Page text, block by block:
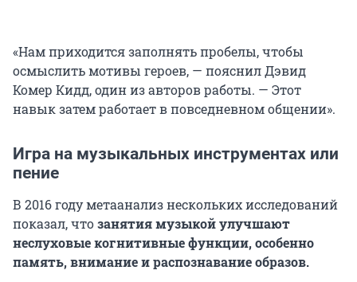
«Нам приходится заполнять пробелы, чтобы
осмыслить мотивы героев, — пояснил Дэвид
Комер Кидд, один из авторов работы. — Этот
навык затем работает в повседневном общении».
Игра на музыкальных инструментах или
пение
В 2016 году метаанализ нескольких исследований
показал, чтозанятия музыкой улучшают
неслуховые когнитивные функции, особенно
память, внимание и распознавание образов.